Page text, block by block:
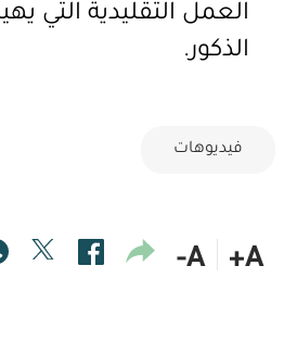
العمل التقليدية التي
الذكور.
فيديوهات
A+
A-